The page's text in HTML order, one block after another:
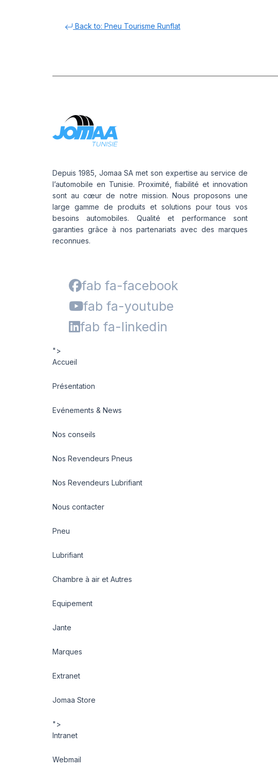
Back to: Pneu Tourisme Runflat
Depuis 1985, Jomaa SA met son expertise au service de
l’automobile en Tunisie. Proximité, fiabilité et innovation
sont au cœur de notre mission. Nous proposons une
large gamme de produits et solutions pour tous vos
besoins automobiles. Qualité et performance sont
garanties grâce à nos partenariats avec des marques
reconnues.
fab fa-facebook
fab fa-youtube
fab fa-linkedin
">
Accueil
Présentation
Evénements & News
Nos conseils
Nos Revendeurs Pneus
Nos Revendeurs Lubrifiant
Nous contacter
Pneu
Lubrifiant
Chambre à air et Autres
Equipement
Jante
Marques
Extranet
Jomaa Store
">
Intranet
Webmail